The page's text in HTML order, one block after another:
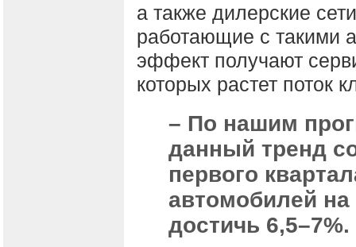
а также дилерские
работающие с такими
эффект получают
которых растет поток
– По нашим
данный тренд
первого
автомобилей
достичь 6,5–7%.